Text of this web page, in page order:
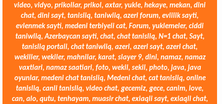
video, vidyo, prikollar, prikol, axtar, yukle, hekaye, mekan, dini
chat, dini sayt, tanisliq, taniwliq, azeri forum, evlilik sayti,
evlenmek sayti, medeni terbiyeli cat, Forum, yuklemeler, ciddi
taniwliq, Azerbaycan sayti, chat, chat tanisliq, N=1 chat, Sayt,
tanisliq portali, chat taniwliq, azeri, azeri sayt, azeri chat,
wekiller, wekiler, mahnilar, karat, slayer 9, dini, namaz, namaz
vaxtlari, namaz saatlari, foto, wekil, sekil, photo, java, java
oyunlar, medeni chat tanisliq, Medeni chat, cat tanisliq, online
tanisliq, canli tanisliq, video chat, gecemiz, gece, canim, love,
can, alo, qutu, tenhayam, muasir chat, exlaqli sayt, exlaqli chat,